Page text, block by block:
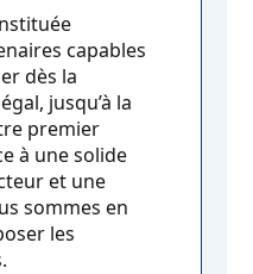
capables
dès la
jusqu’à la
premier
à une solide
et une
sommes en
les